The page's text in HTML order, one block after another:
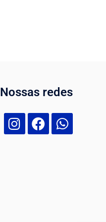
Nossas redes